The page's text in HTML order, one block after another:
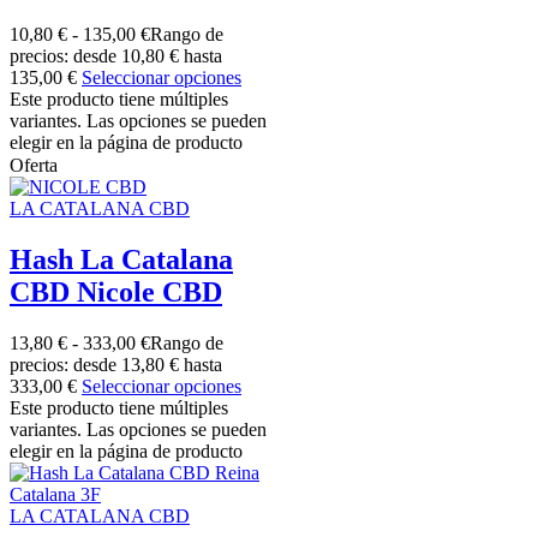
10,80 € - 135,00 €Rango de
precios: desde 10,80 € hasta
135,00 € Seleccionar opciones
Este producto tiene múltiples
variantes. Las opciones se pueden
elegir en la página de producto
Oferta
LA CATALANA CBD
Hash La Catalana
CBD Nicole CBD
13,80 € - 333,00 €Rango de
precios: desde 13,80 € hasta
333,00 € Seleccionar opciones
Este producto tiene múltiples
variantes. Las opciones se pueden
elegir en la página de producto
LA CATALANA CBD